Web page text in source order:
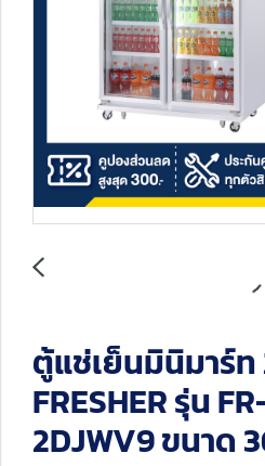
ตู้แช่เย็นมินิมาร์ท
FRESHER รุ่น
2DJWV9 ขนาด